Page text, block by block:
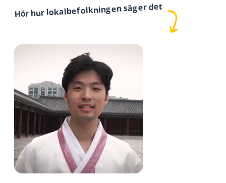
Hör hur lokalbefolkningen säger det